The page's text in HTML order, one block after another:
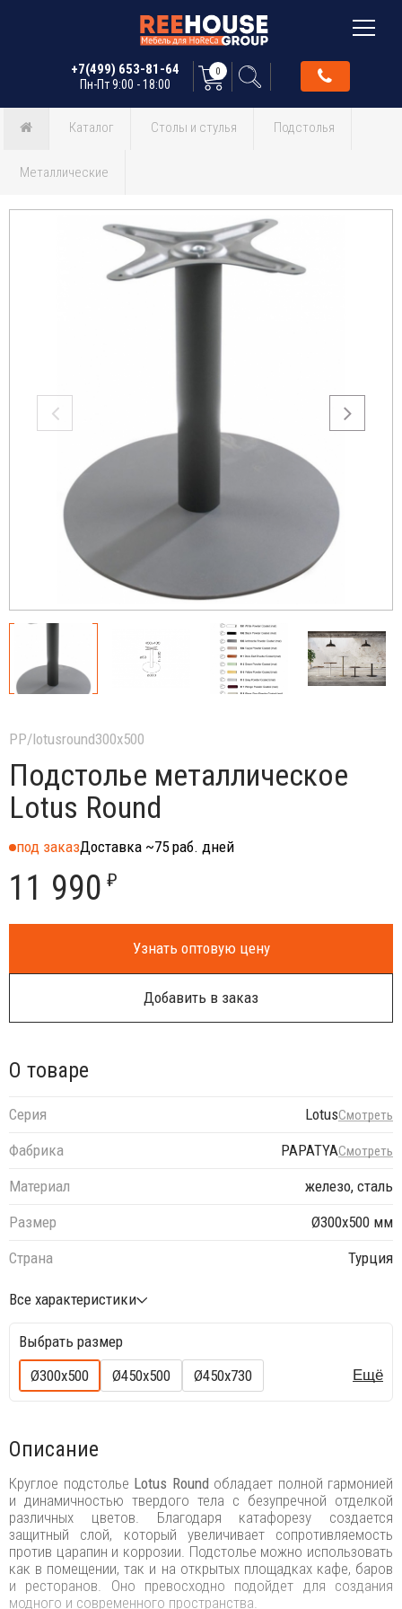
+7(499) 653-81-64
Пн-Пт 9:00 - 18:00
0
Каталог Столы и стулья Подстолья
Металлические
PP/lotusround300x500
Подстолье металлическое
Lotus Round
под заказДоставка ~75 раб. дней
11 990 ₽
Узнать оптовую цену
Добавить в заказ
О товаре
Серия LotusСмотреть
Фабрика PAPATYAСмотреть
Материал
железо, сталь
Размер
Ø300x500 мм
Страна
Турция
Все характеристики
Выбрать размер
Ø300x500
Ø450x500 Ø450x730 Ещё
Описание
Круглое подстолье Lotus Round обладает полной гармонией
и динамичностью твердого тела с безупречной отделкой
различных цветов. Благодаря катафорезу создается
защитный слой, который увеличивает сопротивляемость
против царапин и коррозии. Подстолье можно использовать
как в помещении, так и на открытых площадках кафе, баров
и ресторанов. Оно превосходно подойдет для создания
модного и современного пространства.